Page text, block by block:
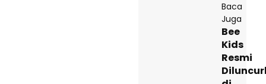
Baca
Juga
Bee
Kids
Resmi